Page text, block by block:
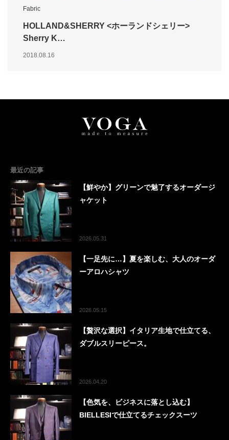
Fabric
HOLLAND&SHERRY <ホーランドシェリー>
Sherry K…
2018.08.16
最近の記事
【鮮やか】グリーンで魅了するオーダージ
ャケット
2026.05.31
【一足先に…】夏を楽しむ、大人のオーダ
ーアロハシャツ
2026.05.15
【贅沢な選択】イタリア生地で仕立てる、
ダブルスリーピース。
2026.04.20
【色気を、ビジネスに落とし込む】
BIELLESIで仕立てるチェックスーツ